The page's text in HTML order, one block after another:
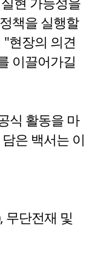
책을 실행할
현장의 의견
이끌어가길
식 활동을 마
은 백서는 이
무단전재 및